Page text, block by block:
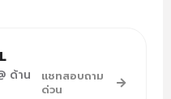
ด้าน
แชทสอบถาม
ด่วน